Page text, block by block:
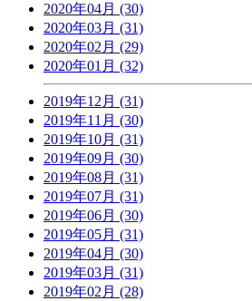
2020年04月 (30)
2020年03月 (31)
2020年02月 (29)
2020年01月 (32)
2019年12月 (31)
2019年11月 (30)
2019年10月 (31)
2019年09月 (30)
2019年08月 (31)
2019年07月 (31)
2019年06月 (30)
2019年05月 (31)
2019年04月 (30)
2019年03月 (31)
2019年02月 (28)